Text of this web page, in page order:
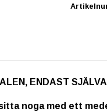
ENDAST
noga med ett